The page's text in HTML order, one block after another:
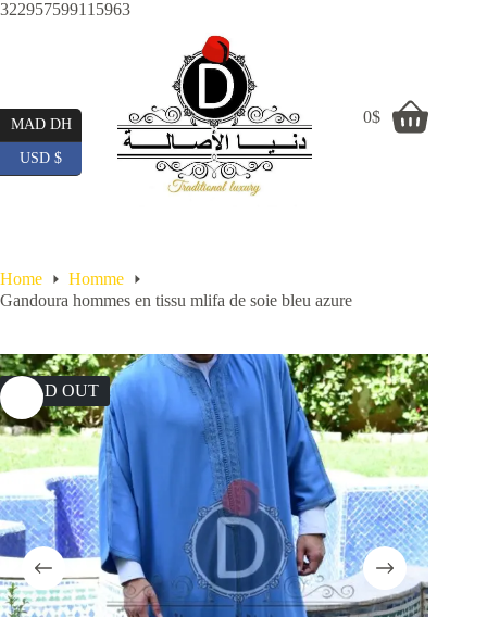
322957599115963Skip
Shopping
0$
Home
Homme
Gandoura hommes en tissu mlifa de soie bleu azure
SOLD OUT
MAD DH
USD $